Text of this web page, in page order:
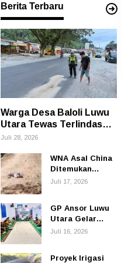
Berita Terbaru
Warga Desa Baloli Luwu
Utara Tewas Terlindas
Bus Borlindo
Juli 28, 2026
WNA Asal China
Ditemukan
Tewas di Jalan
Polisi Amankan
Terduga Pelaku
Juli 17, 2026
GP Ansor Luwu
Utara Gelar
Yasin dan Tahlil
Korban Banjir
Juli 16, 2026
Proyek Irigasi